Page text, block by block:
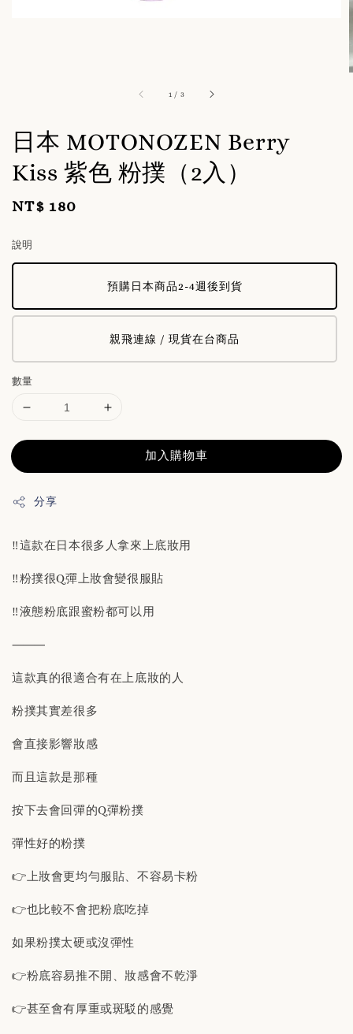
1 / 3
日本 MOTONOZEN Berry
Kiss 紫色 粉撲（2入）
Regular
NT$ 180
說明
預購日本商品2-4週後到貨
親飛連線 / 現貨在台商品
數量
加入購物車
分享
‼️這款在日本很多人拿來上底妝用
‼️粉撲很Q彈上妝會變很服貼
‼️液態粉底跟蜜粉都可以用
⸻
這款真的很適合有在上底妝的人
粉撲其實差很多
會直接影響妝感
而且這款是那種
按下去會回彈的Q彈粉撲
彈性好的粉撲
👉上妝會更均勻服貼、不容易卡粉
👉也比較不會把粉底吃掉
如果粉撲太硬或沒彈性
👉粉底容易推不開、妝感會不乾淨
👉甚至會有厚重或斑駁的感覺